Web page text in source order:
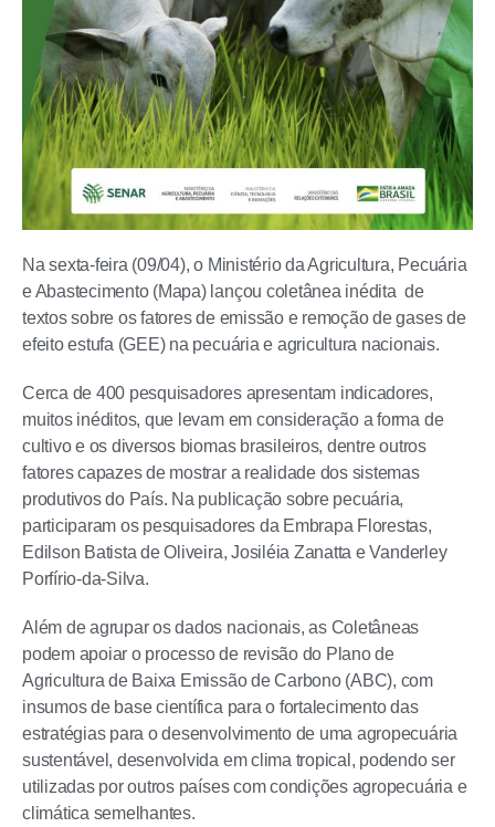
Na sexta-feira (09/04), o Ministério da Agricultura, Pecuária
e Abastecimento (Mapa) lançou coletânea inédita de
textos sobre os fatores de emissão e remoção de gases de
efeito estufa (GEE) na pecuária e agricultura nacionais.
Cerca de 400 pesquisadores apresentam indicadores,
muitos inéditos, que levam em consideração a forma de
cultivo e os diversos biomas brasileiros, dentre outros
fatores capazes de mostrar a realidade dos sistemas
produtivos do País. Na publicação sobre pecuária,
participaram os pesquisadores da Embrapa Florestas,
Edilson Batista de Oliveira, Josiléia Zanatta e Vanderley
Porfírio-da-Silva.
Além de agrupar os dados nacionais, as Coletâneas
podem apoiar o processo de revisão do Plano de
Agricultura de Baixa Emissão de Carbono (ABC), com
insumos de base científica para o fortalecimento das
estratégias para o desenvolvimento de uma agropecuária
sustentável, desenvolvida em clima tropical, podendo ser
utilizadas por outros países com condições agropecuária e
climática semelhantes.